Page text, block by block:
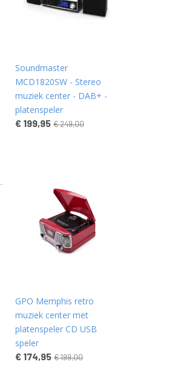
Soundmaster
MCD1820SW - Stereo
muziek center - DAB+ -
platenspeler
€ 199,95 € 249,00
GPO Memphis retro
muziek center met
platenspeler CD USB
speler
€ 174,95 € 199,00